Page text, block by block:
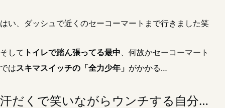
はい、ダッシュで近くのセーコーマートまで行きました笑
そして トイレで踏ん張ってる最中、何故かセーコーマート
ではスキマスイッチの「全力少年」 がかかる…
汗だくで笑いながらウンチする自分…